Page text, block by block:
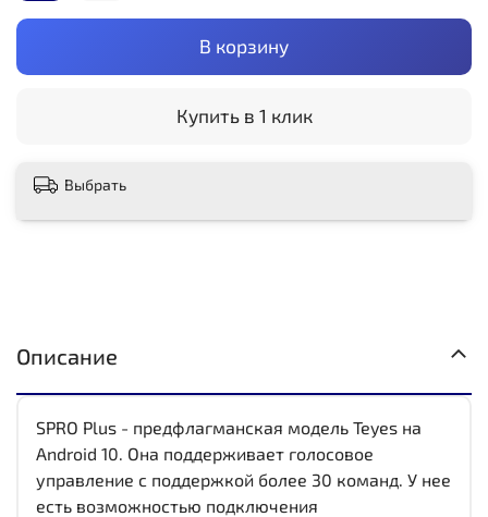
В корзину
Купить в 1 клик
Выбрать
Описание
SPRO Plus - предфлагманская модель Teyes на
Android 10. Она поддерживает голосовое
управление с поддержкой более 30 команд. У нее
есть возможностью подключения